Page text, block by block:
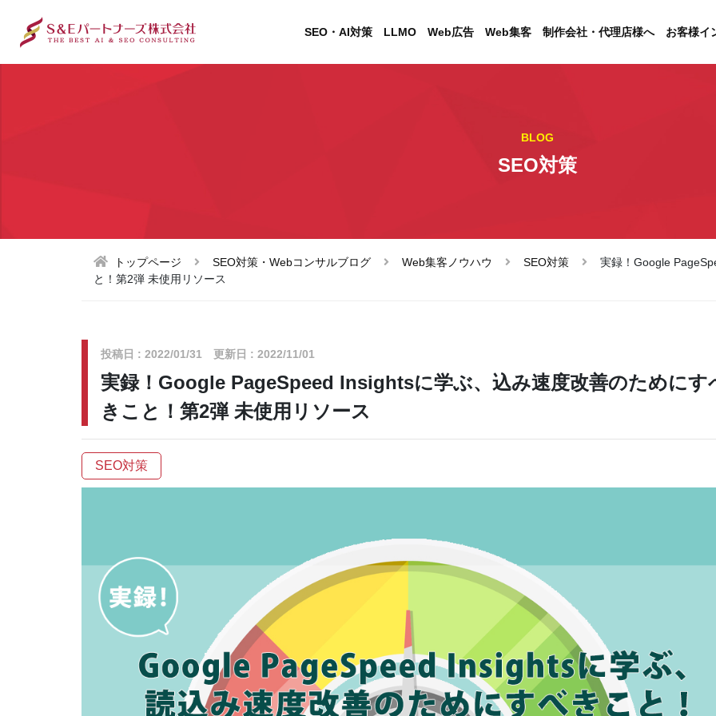
SEO・AI対策 LLMO Web広告 Web集客 制作会社・代理店様へ お客様イ
BLOG
SEO対策
トップページ SEO対策・Webコンサルブログ Web集客ノウハウ SEO対策
実録！Google
と！第2弾 未使用リソース
投稿日 : 2022/01/31 更新日 : 2022/11/01
実録！Google PageSpeed Insightsに学ぶ、込み速度改善のためにす
きこと！第2弾 未使用リソース
SEO対策